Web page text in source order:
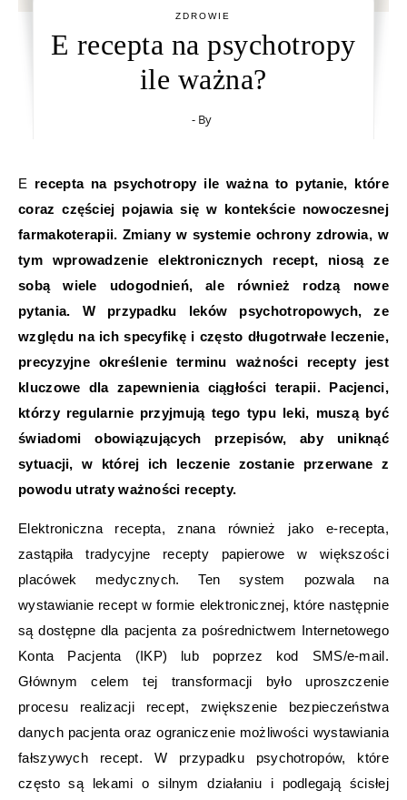
ZDROWIE
E recepta na psychotropy
ile ważna?
- By
E recepta na psychotropy ile ważna to pytanie, które
coraz częściej pojawia się w kontekście nowoczesnej
farmakoterapii. Zmiany w systemie ochrony zdrowia, w
tym wprowadzenie elektronicznych recept, niosą ze
sobą wiele udogodnień, ale również rodzą nowe
pytania. W przypadku leków psychotropowych, ze
względu na ich specyfikę i często długotrwałe leczenie,
precyzyjne określenie terminu ważności recepty jest
kluczowe dla zapewnienia ciągłości terapii. Pacjenci,
którzy regularnie przyjmują tego typu leki, muszą być
świadomi obowiązujących przepisów, aby uniknąć
sytuacji, w której ich leczenie zostanie przerwane z
powodu utraty ważności recepty.
Elektroniczna recepta, znana również jako e-recepta,
zastąpiła tradycyjne recepty papierowe w większości
placówek medycznych. Ten system pozwala na
wystawianie recept w formie elektronicznej, które następnie
są dostępne dla pacjenta za pośrednictwem Internetowego
Konta Pacjenta (IKP) lub poprzez kod SMS/e-mail.
Głównym celem tej transformacji było uproszczenie
procesu realizacji recept, zwiększenie bezpieczeństwa
danych pacjenta oraz ograniczenie możliwości wystawiania
fałszywych recept. W przypadku psychotropów, które
często są lekami o silnym działaniu i podlegają ścisłej